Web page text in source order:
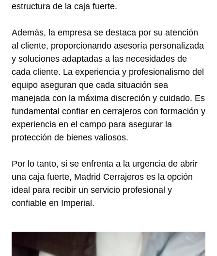
estructura de la caja fuerte.
Además, la empresa se destaca por su atención
al cliente, proporcionando asesoría personalizada
y soluciones adaptadas a las necesidades de
cada cliente. La experiencia y profesionalismo del
equipo aseguran que cada situación sea
manejada con la máxima discreción y cuidado. Es
fundamental confiar en cerrajeros con formación y
experiencia en el campo para asegurar la
protección de bienes valiosos.
Por lo tanto, si se enfrenta a la urgencia de abrir
una caja fuerte, Madrid Cerrajeros es la opción
ideal para recibir un servicio profesional y
confiable en Imperial.